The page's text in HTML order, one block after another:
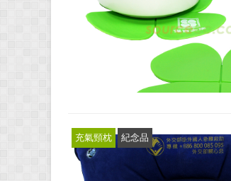
充氣頸枕 紀念品